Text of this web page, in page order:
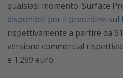
qualsiasi momento. Surface
disponibili per il preordine sul
rispettivamente a partire da
versione commercial
e 1.269 euro.